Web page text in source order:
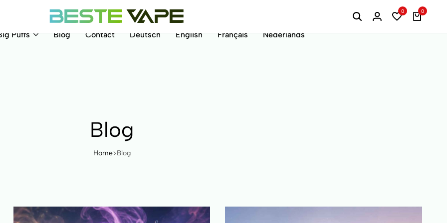
BesteVape
0 0
Puffs Blog Contact Deutsch English Français Nederlands
Blog
Home Blog